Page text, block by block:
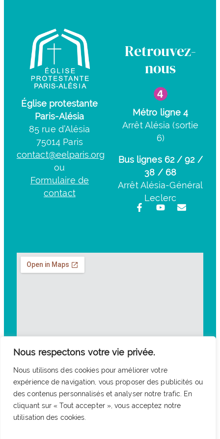
Nous respectons votre vie privée.
Nous utilisons des cookies pour améliorer votre
expérience de navigation, vous proposer des publicités ou
des contenus personnalisés et analyser notre trafic. En
cliquant sur « Tout accepter », vous acceptez notre
utilisation des cookies.
Église protestante
Paris-Alésia
85 rue d’Alésia
75014 Paris
contact@eelparis.org
ou
Formulaire de
contact
Retrouvez-
nous
Métro ligne 4
Arrêt Alésia (sortie
6)
Bus lignes 62 / 92 /
38 / 68
Arrêt Alésia-Général
Leclerc